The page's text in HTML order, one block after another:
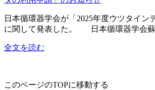
日本循環器学会が「2025年度ウツタイン
に関して発表した。 日本循環器学会
全文を読む
このページのTOPに移動する